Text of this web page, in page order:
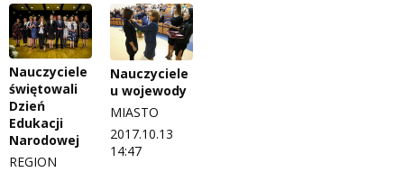
Słowo Dnia
Tak wierzę
Weekend z blondynką
W starych Kielcach
Wszystko w temacie
Regulamin darowizn
Regulamin konkursu Zwierzak naszej klasy
Polityka prywatności
Nauczyciele
świętowali
Dzień
Edukacji
Narodowej
REGION
Nauczyciele
u wojewody
MIASTO
2017.10.13
14:47